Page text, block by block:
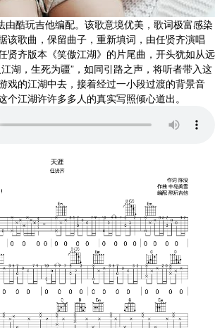
由酷玩吉他编配。该歌意境优美，歌词极富感染
该歌曲，保留曲子，重新填词，由任贤齐演唱
贤齐版本《笑傲江湖》的片尾曲，开头犹如从远
湖，生死为疆”，如同引路之声，将听者带入这
戏的江湖中去，接着经过一小段过渡的背景音
个江湖许许多多人的真实写照倾心道出。